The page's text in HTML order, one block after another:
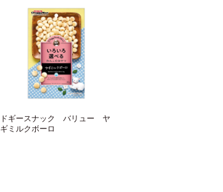
ドギースナック バリュー ヤ
ギミルクボーロ